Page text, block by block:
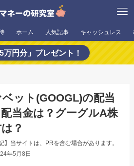
ホーム 人気記事 キャッシュレス
万円分」プレゼント！
ット(GOOGL)の配当
当金は？グーグルA株
？
】当サイトは、PRを含む場合があります。
年5月8日